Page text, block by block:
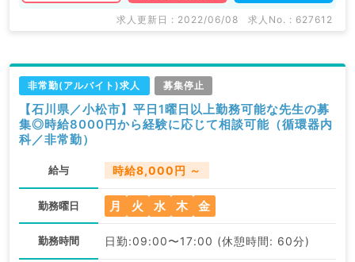
求人更新日 : 2022/06/08 求人No. : 627612
非常勤(アルバイト)求人 募集停止
【石川県／小松市】平日1曜日以上勤務可能な先生の募
集◎時給8000円から経験に応じて相談可能（循環器内
科／非常勤）
給与 時給8,000円 ～
勤務曜日 月 火 水 木 金
勤務時間 日勤:09:00〜17:00 (休憩時間: 60分)